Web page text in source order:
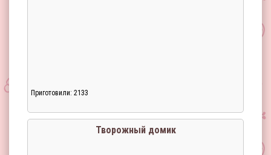
Приготовили: 2133
Творожный домик